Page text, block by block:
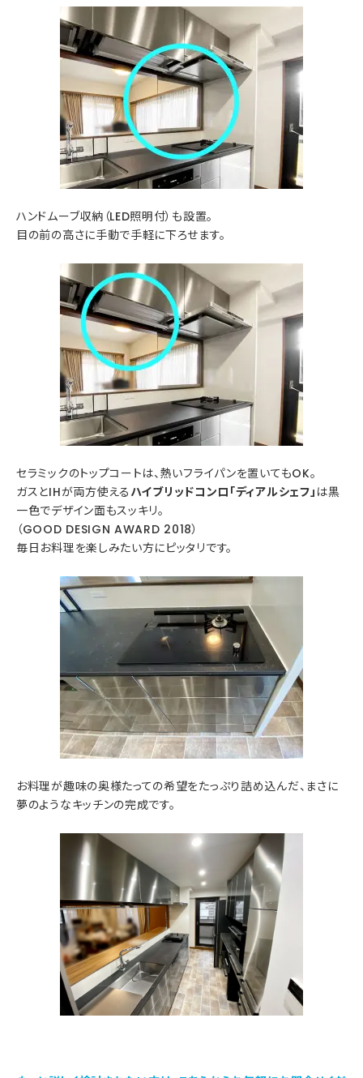
ハンドムーブ収納（LED照明付）も設置。
目の前の高さに手動で手軽に下ろせます。
セラミックのトップコートは、熱いフライパンを置いてもOK。
ガスとIHが両方使える ハイブリッドコンロ「ディアルシェフ」 は黒
一色でデザイン面もスッキリ。
（GOOD DESIGN AWARD 2018）
毎日お料理を楽しみたい方にピッタリです。
お料理が趣味の奥様たっての希望をたっぷり詰め込んだ、まさに
夢のようなキッチンの完成です。